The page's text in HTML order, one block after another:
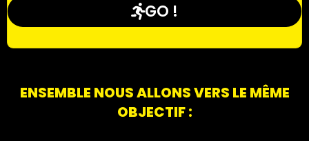
GO !
ENSEMBLE NOUS ALLONS VERS LE MÊME
OBJECTIF :